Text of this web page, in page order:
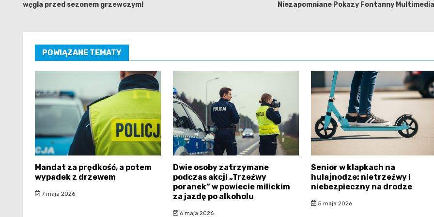
węgla przed sezonem grzewczym! Niezapomniane Pokazy Fontanny
POWIĄZANE TEMATY
Mandat za prędkość, a potem
wypadek z drzewem
7 maja 2026
Dwie osoby zatrzymane
podczas akcji „Trzeźwy
poranek” w powiecie milickim
za jazdę po alkoholu
6 maja 2026
Senior w klapkach na
hulajnodze: nietrzeźwy i
niebezpieczny na drodze
5 maja 2026